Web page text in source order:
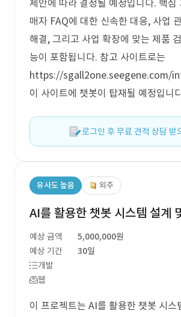
제안에 따라 결정될 예정입니다. 핵심
매자 FAQ에 대한 신속한 대응, 사업
해결, 그리고 사업 확장에 맞는 제품
능이 포함됩니다. 참고 사이트로는
https://sgall2one.seegene.com/
이 사이트에 챗봇이 탑재될 예정입니
로그인 후 무료 견적 상담 받
유사도 높음 외주
AI를 활용한 챗봇 시스템 설계
예상 금액
5,000,000원
예상 기간
30일
개발
웹
이 프로젝트는 AI를 활용한 챗봇 시스